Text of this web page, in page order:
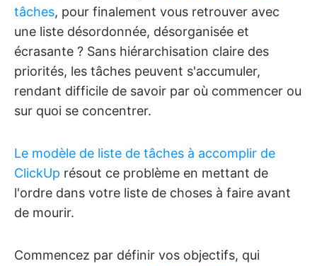
tâches, pour finalement vous retrouver avec
une liste désordonnée, désorganisée et
écrasante ? Sans hiérarchisation claire des
priorités, les tâches peuvent s'accumuler,
rendant difficile de savoir par où commencer ou
sur quoi se concentrer.
Le modèle de liste de tâches à accomplir de
ClickUp résout ce problème en mettant de
l'ordre dans votre liste de choses à faire avant
de mourir.
Commencez par définir vos objectifs, qui